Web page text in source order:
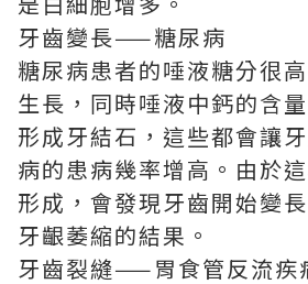
牙齒變長——糖尿病
糖尿病患者的唾液糖分很
生長，同時唾液中鈣的含
形成牙結石，這些都會讓
病的患病幾率增高。由於
形成，會發現牙齒開始變
牙齦萎縮的結果。
牙齒裂縫——胃食管反流疾